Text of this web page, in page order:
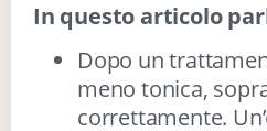
In questo articolo
Dopo un
meno tonica,
correttamente.